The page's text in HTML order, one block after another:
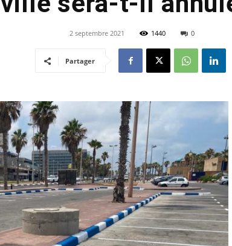
2 septembre 2021 1440 0
Partager